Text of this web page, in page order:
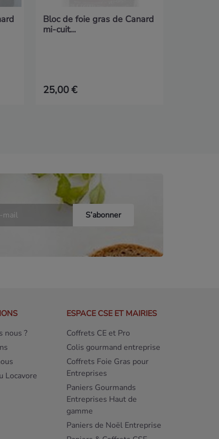
Bloc de foie gras de Canard
mi-cuit...
25,00 €
nous ?
Locavore
ESPACE CSE ET MAIRIES
Coffrets CE et Pro
Colis gourmand entreprise
Coffrets Foie Gras pour
Entreprises
Paniers Gourmands
Entreprises Haut de
gamme
Paniers de Noël Entreprise